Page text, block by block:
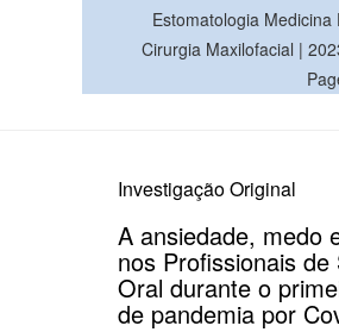
Estomatologia Medicina
Cirurgia Maxilofacial |
Investigação Original
A ansiedade, medo
nos Profissionais de
Oral durante o
de pandemia por